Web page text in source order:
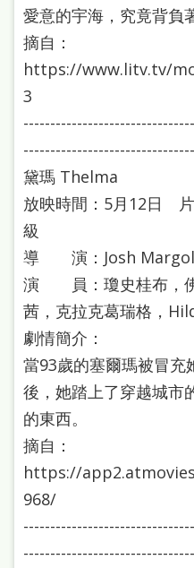
愛意的宇海，究竟背負
摘自：
https://www.litv.tv/
3
黛瑪 Thelma
放映時間：5月12日
級
導 演：Josh
演 員：瓊史桂布，佛
茜，克拉克葛瑞格，
劇情簡介：
當93歲的塞爾瑪被冒充
後，她踏上了穿越城市
的東西。
摘自：
https://
968/